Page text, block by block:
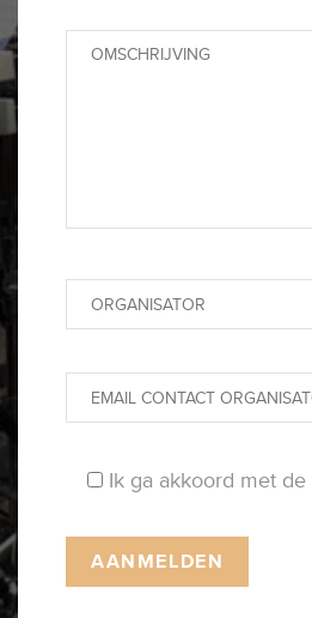
Ik ga akkoord met de